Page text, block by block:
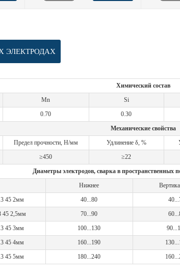
ЭЛЕКТРОДАХ
Химический состав
Mn Si
0.70 0.30
Механические свойства
Предел прочности, Н/мм Удлинение δ, %
≥450 ≥22
Диаметры электродов, сварка в пространственных
Нижнее
45 2мм
40...80
45 2,5мм
70...90
45 3мм
100...130
45 4мм
160...190
45 5мм
180...240